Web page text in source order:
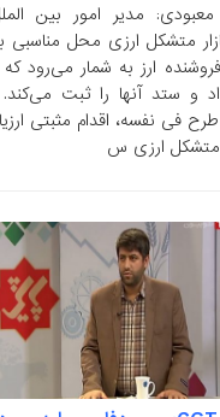
مدیر امور بین
متشکل ارزی محل مناسبی
ارز به شمار می‌رود
و ستد آنها را ثبت می‌کند.
فی نفسه، اقدام مثبتی
متشکل ارزی س